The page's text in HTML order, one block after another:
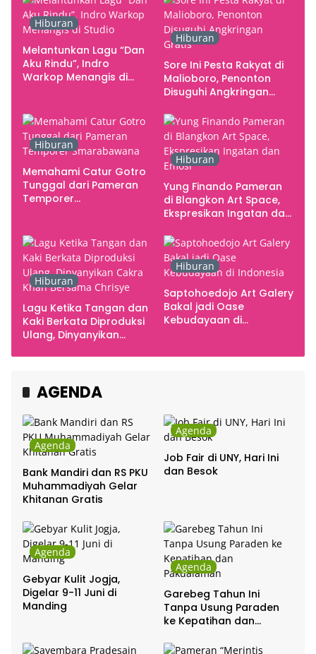
Pusat Pergerakan Seni
Rupa Indonesia
Hiburan
Melantunkan Lagu “Dan
Aku Rindu”, Indro
Warkop Menangis di
Hiburan
Sore Ini Pesta Rakyat di
Malioboro, Penonton
Disuguhi Angkringan
Hiburan
Memahami Catur Gotro
Tunggal dari Pameran
Temporer
Hiburan
Yung Finando Pameran
di Blangkon Art Space,
Ekspresikan Ingatan dan
Hiburan
Lagu Ketika Tangan dan
Kaki Berkata Diproduksi
Ulang, Dinyanyikan
Chrisye
Hiburan
Saptohoedojo Art Galery
Bakal jadi Oase
Kebudayaan di
AGENDA
Agenda
Bank Mandiri dan RS PKU
Muhammadiyah Gelar
Khitanan Gratis
Agenda
Job Fair di UNY, Hari Ini
dan Besok
Agenda
Gebyar Kulit Jogja,
Digelar 9-11 Juni di
Manding
Agenda
Garebeg Tahun Ini
Tanpa Usung Paraden
ke Kepatihan dan